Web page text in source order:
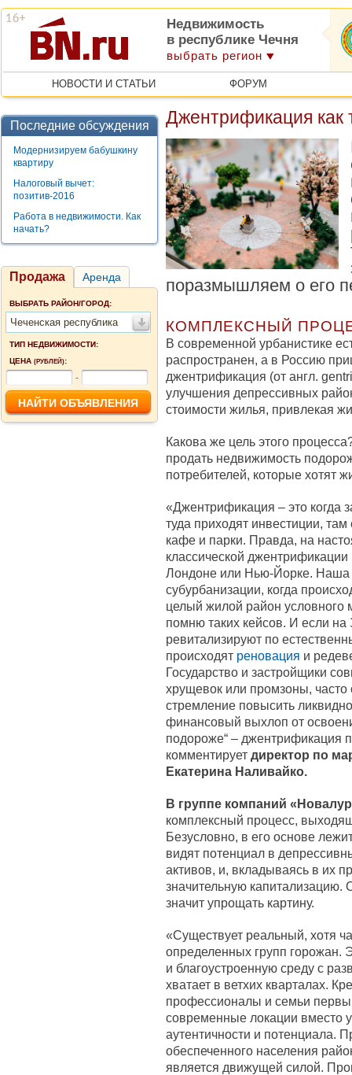
Недвижимость
в республике Чечня
выбрать регион
НОВОСТИ И СТАТЬИ ФОРУМ
Последние обсуждения
Модернизируем бабушкину
квартиру
Налоговый вычет:
позитив-2016
Работа в недвижимости. Как
начать?
Продажа Аренда
ВЫБРАТЬ РАЙОН/ГОРОД:
Чеченская республика
ТИП НЕДВИЖИМОСТИ:
ЦЕНА (РУБЛЕЙ):
-
Джентрификация как
поразмышляем о его
КОМПЛЕКСНЫЙ
В современной урбанистике
распространен, а в Россию
джентрификация (от англ.
улучшения депрессивных
стоимости жилья, привлекая
Какова же цель этого
продать недвижимость
потребителей, которые хотят
«Джентрификация – это когда
туда приходят инвестиции,
кафе и парки. Правда, на
классической джентрификации
Лондоне или Нью-Йорке. Наша
субурбанизации, когда
целый жилой район условного
помню таких кейсов. И если
ревитализируют по
происходят реновация и
Государство и застройщики
хрущевок или промзоны,
стремление повысить
финансовый выхлоп от
подороже“ – джентрификация
комментирует директор по
Екатерина Наливайко.
В группе компаний
комплексный процесс,
Безусловно, в его основе
видят потенциал в
активов, и, вкладываясь в их
значительную
значит упрощать картину.
«Существует реальный, хотя
определенных групп горожан.
и благоустроенную среду с
хватает в ветхих кварталах.
профессионалы и семьи
современные локации вместо
аутентичности и потенциала.
обеспеченного населения
является движущей силой.